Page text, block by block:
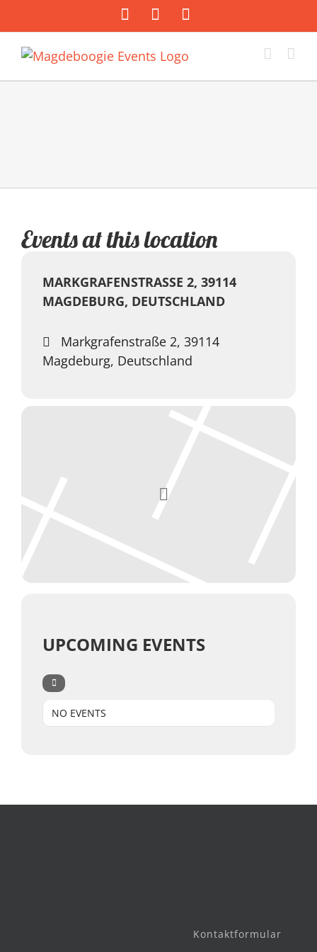
Inhalt
springen
FacebookInstagram
Mail
Events at this location
MARKGRAFENSTRASSE 2, 39114 M
AGDEBURG, DEUTSCHLAND
Markgrafenstraße 2, 39114
Magdeburg, Deutschland
UPCOMING EVENTS
NO EVENTS
Kontaktformular